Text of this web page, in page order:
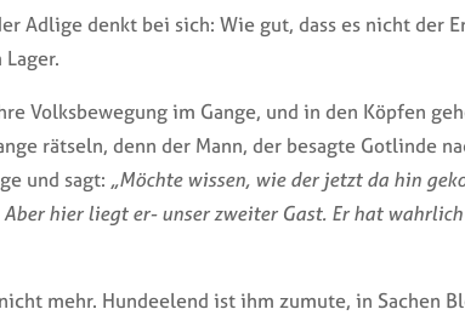
Adlige denkt bei sich: Wie gut, dass es nicht der
Volksbewegung im Gange, und in den Köpfen
rätseln, denn der Mann, der besagte Gotlinde
und sagt: „Möchte wissen, wie der jetzt da hin
hier liegt er- unser zweiter Gast. Er hat
mehr. Hundeelend ist ihm zumute, in Sachen